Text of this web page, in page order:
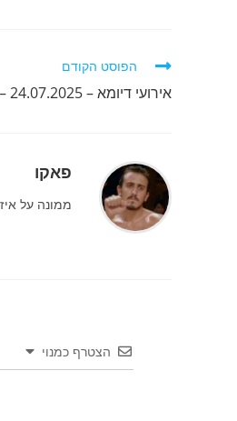
לקרוא
נוספים
הפוסט הקודם
אירועי דיומא – 24.07.2025 – אופניים
פאקו
ממונה על איזור 51
הצטרף כמנוי